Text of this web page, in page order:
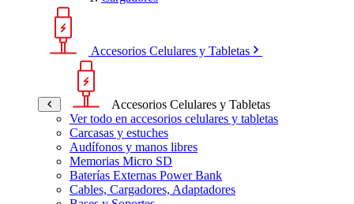
Accesorios Celulares y Tabletas
Accesorios Celulares y Tabletas
Ver todo en accesorios celulares y tabletas
Carcasas y estuches
Audífonos y manos libres
Memorias Micro SD
Baterías Externas Power Bank
Cables, Cargadores, Adaptadores